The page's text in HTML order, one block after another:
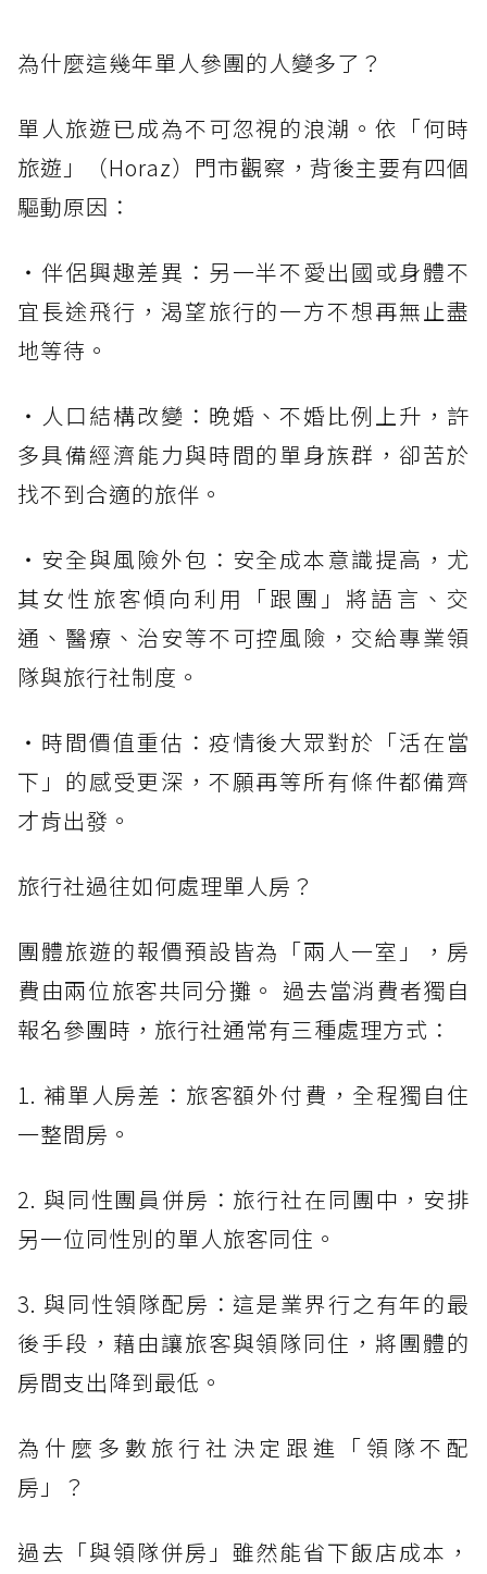
為什麼這幾年單人參團的人變多了？
單人旅遊已成為不可忽視的浪潮。依「何時
旅遊」（Horaz）門市觀察，背後主要有四個
驅動原因：
・伴侶興趣差異：另一半不愛出國或身體不
宜長途飛行，渴望旅行的一方不想再無止盡
地等待。
・人口結構改變：晚婚、不婚比例上升，許
多具備經濟能力與時間的單身族群，卻苦於
找不到合適的旅伴。
・安全與風險外包：安全成本意識提高，尤
其女性旅客傾向利用「跟團」將語言、交
通、醫療、治安等不可控風險，交給專業領
隊與旅行社制度。
・時間價值重估：疫情後大眾對於「活在當
下」的感受更深，不願再等所有條件都備齊
才肯出發。
旅行社過往如何處理單人房？
團體旅遊的報價預設皆為「兩人一室」，房
費由兩位旅客共同分攤。 過去當消費者獨自
報名參團時，旅行社通常有三種處理方式：
1. 補單人房差：旅客額外付費，全程獨自住
一整間房。
2. 與同性團員併房：旅行社在同團中，安排
另一位同性別的單人旅客同住。
3. 與同性領隊配房：這是業界行之有年的最
後手段，藉由讓旅客與領隊同住，將團體的
房間支出降到最低。
為什麼多數旅行社決定跟進「領隊不配
房」？
過去「與領隊併房」雖然能省下飯店成本，